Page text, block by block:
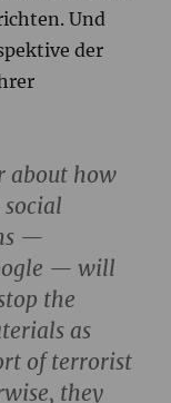
Und
der
about how
—
— will
the
as
of terrorist
they